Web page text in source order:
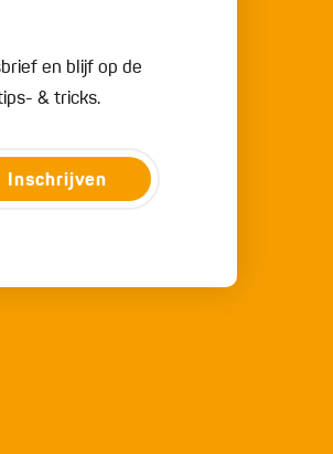
en blijf op de
& tricks.
Inschrijven